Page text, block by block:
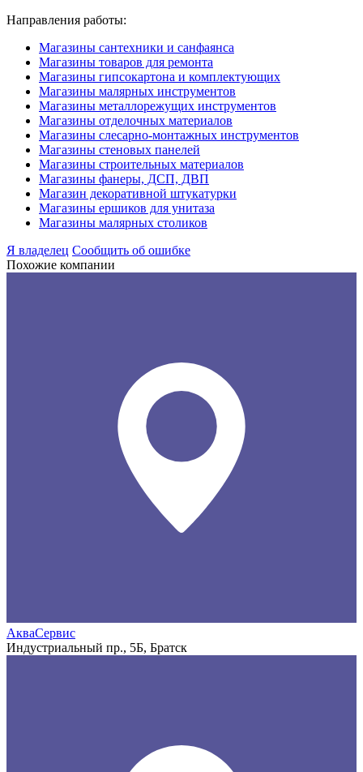
Направления работы:
Магазины сантехники и санфаянса
Магазины товаров для ремонта
Магазины гипсокартона и комплектующих
Магазины малярных инструментов
Магазины металлорежущих инструментов
Магазины отделочных материалов
Магазины слесарно-монтажных инструментов
Магазины стеновых панелей
Магазины строительных материалов
Магазины фанеры, ДСП, ДВП
Магазин декоративной штукатурки
Магазины ершиков для унитаза
Магазины малярных столиков
Я владелец Сообщить об ошибке
Похожие компании
АкваСервис
Индустриальный пр., 5Б, Братск